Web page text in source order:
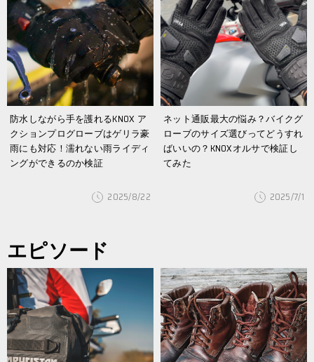
防水しながら手を護れるKNOX ア
クションプログローブはゲリラ豪
雨にも対応！濡れない雨ライディ
ングができるのか検証
2025/8/22
ネット通販最大の悩み？バイクグ
ローブのサイズ選びってどうすれ
ばいいの？KNOXオルサで検証し
てみた
2025/7/1
エピソード